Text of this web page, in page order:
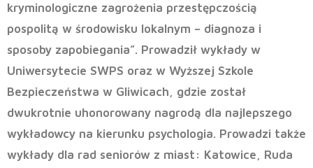
kryminologiczne zagrożenia przestępczością
pospolitą w środowisku lokalnym – diagnoza i
sposoby zapobiegania”. Prowadził wykłady w
Uniwersytecie SWPS oraz w Wyższej Szkole
Bezpieczeństwa w Gliwicach, gdzie został
dwukrotnie uhonorowany nagrodą dla najlepszego
wykładowcy na kierunku psychologia. Prowadzi także
wykłady dla rad seniorów z miast: Katowice, Ruda